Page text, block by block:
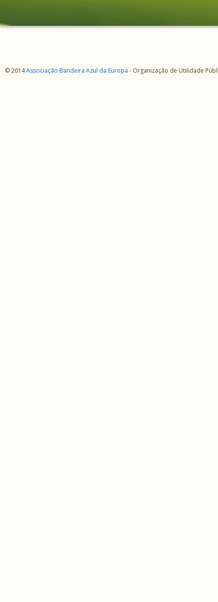
© 2014Associação Bandeira Azul da Europa - Organização de Utilidade